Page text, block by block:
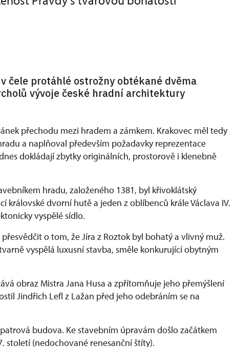
čele protáhlé ostrožny obtékané dvěma
vývoje české hradní architektury
přechodu mezi hradem a zámkem. Krakovec měl tedy
a naplňoval především požadavky reprezentace
dokládají zbytky originálních, prostorově i klenebně
hradu, založeného 1381, byl křivoklátský
královské dvorní hutě a jeden z oblíbenců krále Václava IV.
vyspělé sídlo.
o tom, že Jíra z Roztok byl bohatý a vlivný muž.
vyspělá luxusní stavba, směle konkurující obytným
obraz Mistra Jana Husa a zpřítomňuje jeho přemýšlení
Jindřich Lefl z Lažan před jeho odebráním se na
budova. Ke stavebním úpravám došlo začátkem
století (nedochované renesanční štíty).